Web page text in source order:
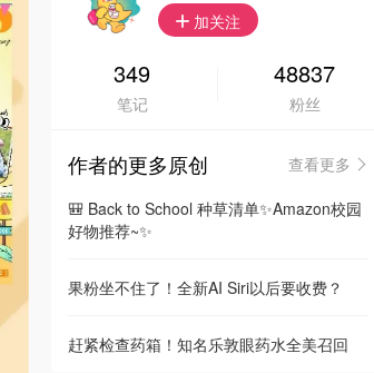
🇮🇹
🇦🇺
🇳🇿新西兰
加关注
349
笔记
48837
粉丝
作者的更多原创
查看更多
🎒 Back to School 种草清单✨Amazon校园
好物推荐~✨
果粉坐不住了！全新AI Siri以后要收费？
赶紧检查药箱！知名乐敦眼药水全美召回